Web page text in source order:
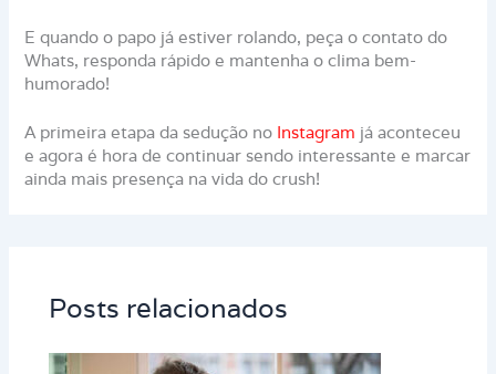
E quando o papo já estiver rolando, peça o contato do
Whats, responda rápido e mantenha o clima bem-
humorado!
A primeira etapa da sedução no Instagram já aconteceu
e agora é hora de continuar sendo interessante e marcar
ainda mais presença na vida do crush!
Posts relacionados